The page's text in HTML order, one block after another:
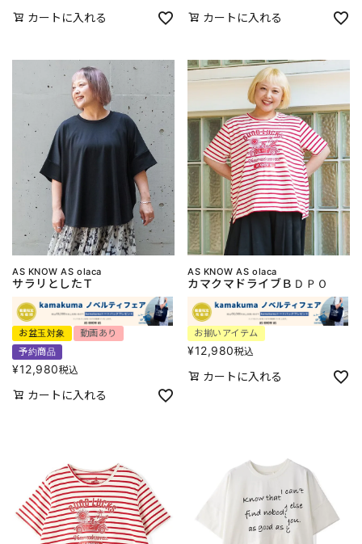
カートに入れる カートに入れる
AS KNOW AS olaca
サラリとしたＴ
お盆玉対象
動画あり
予約商品
¥12,980税込
カートに入れる
AS KNOW AS olaca
カマクマドライブＢＤＰＯ
お揃いアイテム
¥12,980税込
カートに入れる